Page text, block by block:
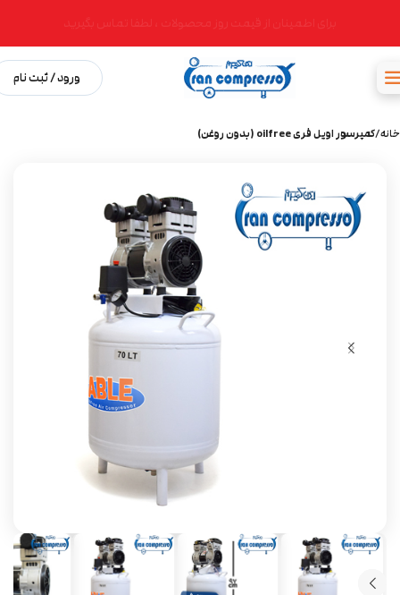
ورود / ثبت نام
خانه کمپرسور اویل فری oilfree (بدون روغن)